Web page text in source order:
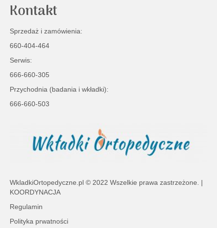
Kontakt
Sprzedaż i zamówienia:
660-404-464
Serwis:
666-660-305
Przychodnia (badania i wkładki):
666-660-503
WkladkiOrtopedyczne.pl © 2022 Wszelkie prawa zastrzeżone. |
KOORDYNACJA
Regulamin
Polityka prwatności